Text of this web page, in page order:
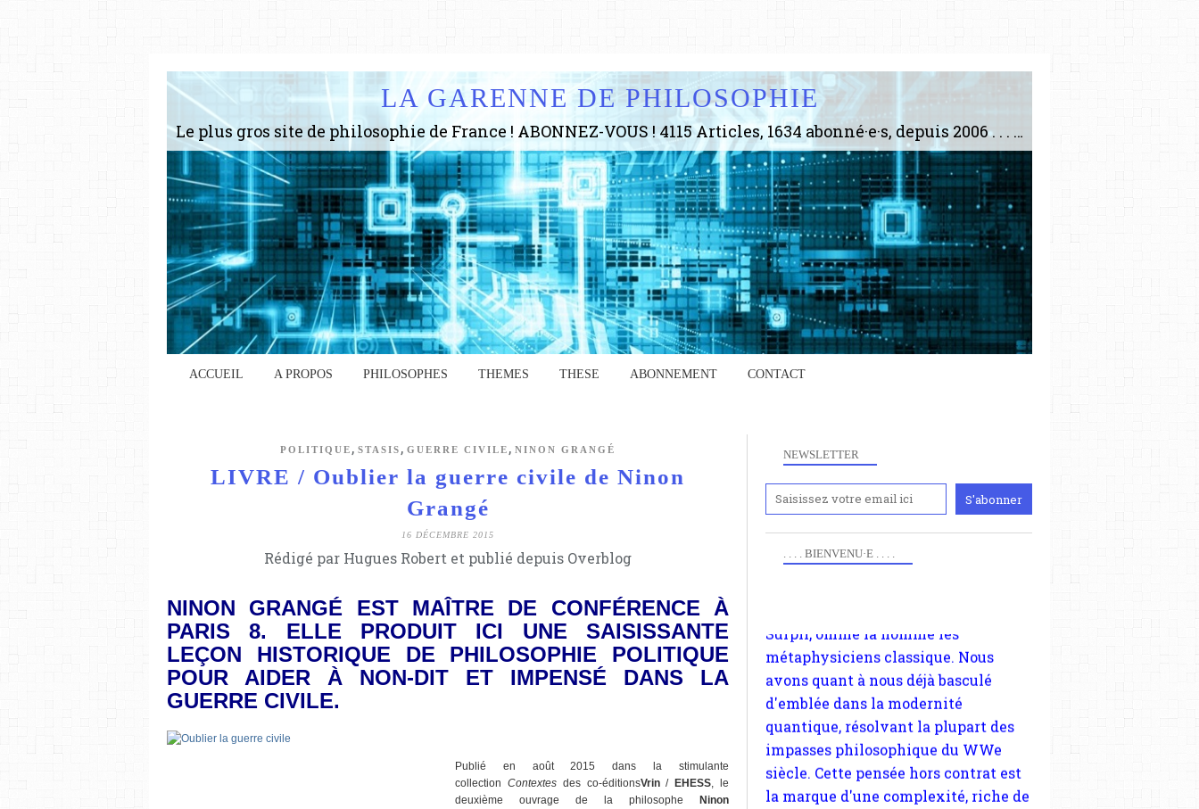
LA GARENNE DE PHILOSOPHIE
Le plus gros site de philosophie de France ! ABONNEZ-VOUS ! 4115 Articles, 1634 abonné·e·s, depuis 2006 . . . . . . . . 2 852 214 pages vues jusqu'à présent. Prestance et être apte à un plus grand nombre de choses.
ACCUEIL A PROPOS PHILOSOPHES THEMES THESE ABONNEMENT CONTACT
POLITIQUE , STASIS , GUERRE CIVILE , NINON GRANGÉ
LIVRE / Oublier la guerre civile de Ninon
Grangé
16 DÉCEMBRE 2015
Rédigé par Hugues Robert et publié depuis Overblog
NINON GRANGÉ EST MAÎTRE DE CONFÉRENCE À
PARIS 8. ELLE PRODUIT ICI UNE SAISISSANTE
LEÇON HISTORIQUE DE PHILOSOPHIE POLITIQUE
POUR AIDER À NON-DIT ET IMPENSÉ DANS LA
GUERRE CIVILE.
Publié en août 2015 dans la stimulante
collection Contextesdes co-éditionsVrin/EHESS , le
deuxième ouvrage de la philosophe Ninon
NEWSLETTER
. . . . BIENVENU·E . . . .
Anciennement
www.paris8philo.com, ce site, créé
en 2006 lors du mouvement anti-CPE,
compte d'une transformation dans
les paradigmes philosophiques
suivant la pensée du Dehors ou du
Surpli, omme la nomme les
métaphysiciens classique. Nous
impasses philosophique du WWe
siècle. Cette pensée hors contrat est
la marque d'une complexité, riche de
multiples facteurs et échelles. Ce
site contient des articles pour être
apte à un plus grand nombre de
choses.